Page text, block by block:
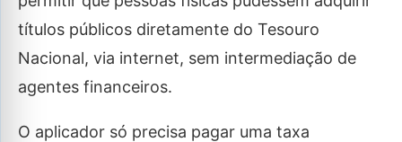
títulos públicos diretamente do Tesouro
Nacional, via internet, sem intermediação de
agentes financeiros.
O aplicador só precisa pagar uma taxa